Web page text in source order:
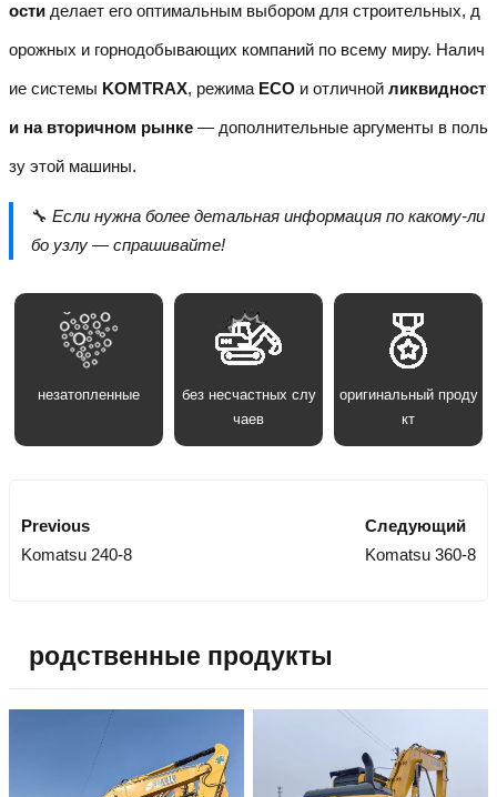
ости делает его оптимальным выбором для строительных, д
орожных и горнодобывающих компаний по всему миру. Налич
ие системы KOMTRAX, режима ECO и отличной ликвидност
и на вторичном рынке — дополнительные аргументы в поль
зу этой машины.
🔧 Если нужна более детальная информация по какому-ли
бо узлу — спрашивайте!
незатопленные
без несчастных слу
чаев
оригинальный проду
кт
Previous
Komatsu 240-8
Следующий
Komatsu 360-8
родственные продукты